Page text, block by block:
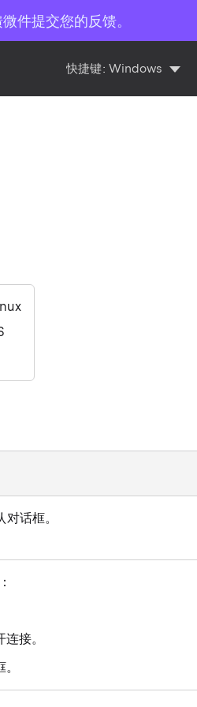
件提交您的反馈。
快捷键: Windows
话框。
接。